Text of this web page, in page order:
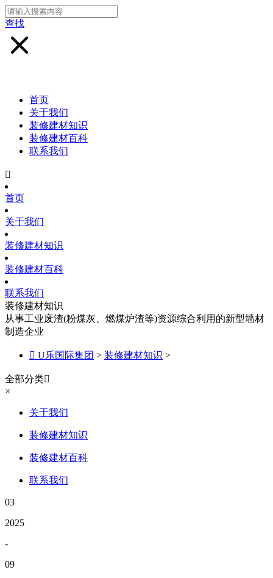
查找
首页
关于我们
装修建材知识
装修建材百科
联系我们

首页
关于我们
装修建材知识
装修建材百科
联系我们
装修建材知识
从事工业废渣(粉煤灰、燃煤炉渣等)资源综合利用的新型墙材
制造企业
 U乐国际集团 > 装修建材知识 >
全部分类
×
关于我们
装修建材知识
装修建材百科
联系我们
03
2025
-
09